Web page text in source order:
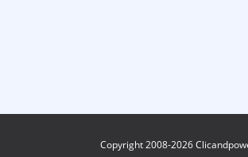
Copyright 2008-2026